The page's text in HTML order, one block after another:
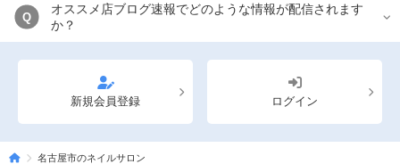
Q
オススメ店ブログ速報でどのような情報が配信されます
か？
新規会員登録 ログイン
名古屋市のネイルサロン